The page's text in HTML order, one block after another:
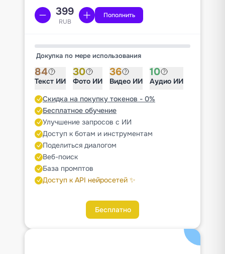
RUB
Пополнить
Докупка по мере использования
84
Текст ИИ
30
Фото ИИ
36
Видео ИИ
10
Аудио ИИ
Скидка на покупку токенов - 0%
Бесплатное обучение
Улучшение запросов с ИИ
Доступ к ботам и инструментам
Поделиться диалогом
Веб-поиск
База промптов
Доступ к API нейросетей ✨
Бесплатно